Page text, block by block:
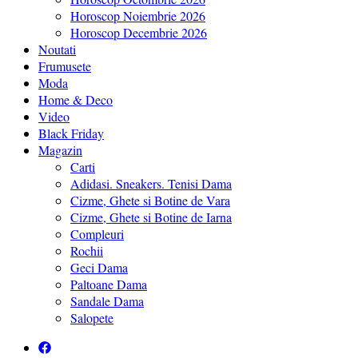
Horoscop Noiembrie 2026
Horoscop Decembrie 2026
Noutati
Frumusete
Moda
Home & Deco
Video
Black Friday
Magazin
Carti
Adidasi. Sneakers. Tenisi Dama
Cizme, Ghete si Botine de Vara
Cizme, Ghete si Botine de Iarna
Compleuri
Rochii
Geci Dama
Paltoane Dama
Sandale Dama
Salopete